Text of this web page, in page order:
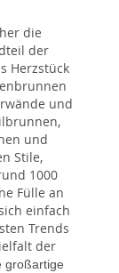
die
der
Herzstück
und
und
Stile,
1000
Fülle an
einfach
Trends
der
großartige